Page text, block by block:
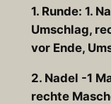
1. Runde: 1.
Umschlag,
vor Ende,
2. Nadel -1
rechte